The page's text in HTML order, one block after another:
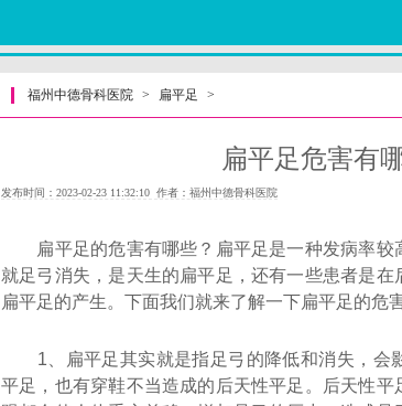
福州中德骨科医院 > 扁平足 >
扁平足危害有哪
发布时间：2023-02-23 11:32:10 作者：福州中德骨科医院
扁平足的危害有哪些？扁平足是一种发病率较
就足弓消失，是天生的扁平足，还有一些患者是在
扁平足的产生。下面我们就来了解一下扁平足的危
1、扁平足其实就是指足弓的降低和消失，会影
平足，也有穿鞋不当造成的后天性平足。后天性平